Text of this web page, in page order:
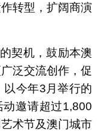
转型，扩阔商演
契机，鼓励本澳
泛交流创作，促
今年3月举行的
动邀请超过1,800
术节及澳门城市